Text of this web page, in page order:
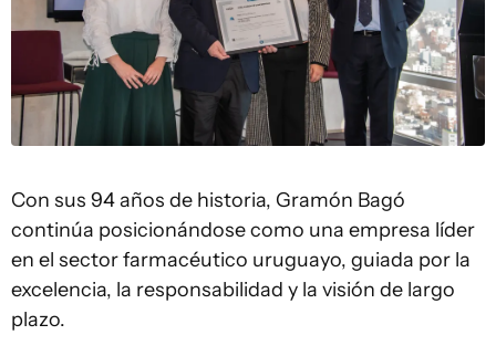
Con sus 94 años de historia, Gramón Bagó
continúa posicionándose como una empresa líder
en el sector farmacéutico uruguayo, guiada por la
excelencia, la responsabilidad y la visión de largo
plazo.